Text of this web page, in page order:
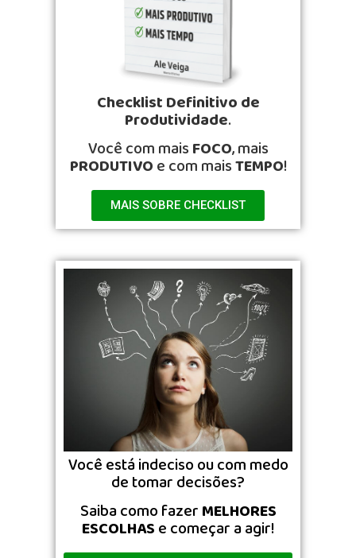
Checklist Definitivo de
Produtividade.
Você com mais FOCO, mais
PRODUTIVO e com maisTEMPO!
MAIS SOBRE CHECKLIST
Você está indeciso ou com medo
de tomar decisões?
Saiba como fazer MELHORES
ESCOLHAS e começar a agir!